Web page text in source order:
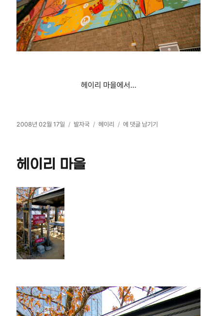
헤이리 마을에서…
작
2008년 02월 17일
카
발자국
태
헤이리
헤
에 댓글 남기기
헤이리 마을